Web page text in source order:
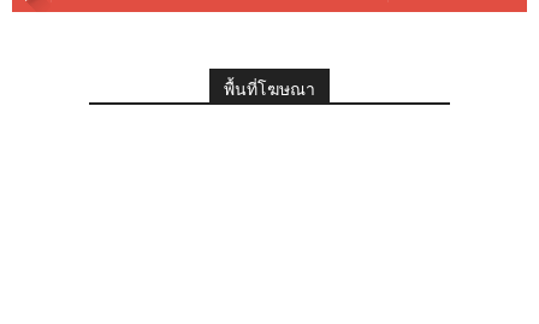
พื้นที่โฆษณา